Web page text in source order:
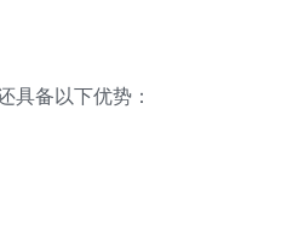
具备以下优势：